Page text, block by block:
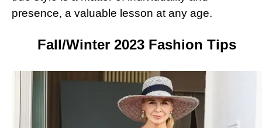
presence, a valuable lesson at any age.
Fall/Winter 2023 Fashion Tips